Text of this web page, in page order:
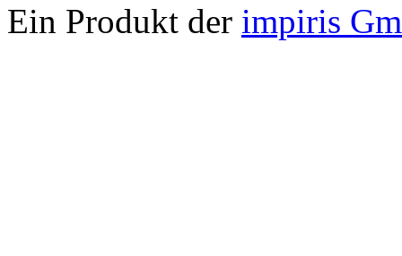
Ein Produkt der impiris